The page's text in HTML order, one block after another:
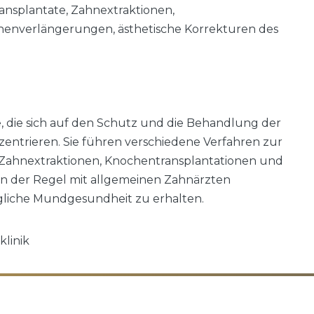
Zahnextraktionen,
ästhetische Korrekturen des
die sich auf den Schutz und die Behandlung der
Sie führen verschiedene Verfahren zur
Knochentransplantationen und
der Regel mit allgemeinen Zahnärzten
Mundgesundheit zu erhalten.